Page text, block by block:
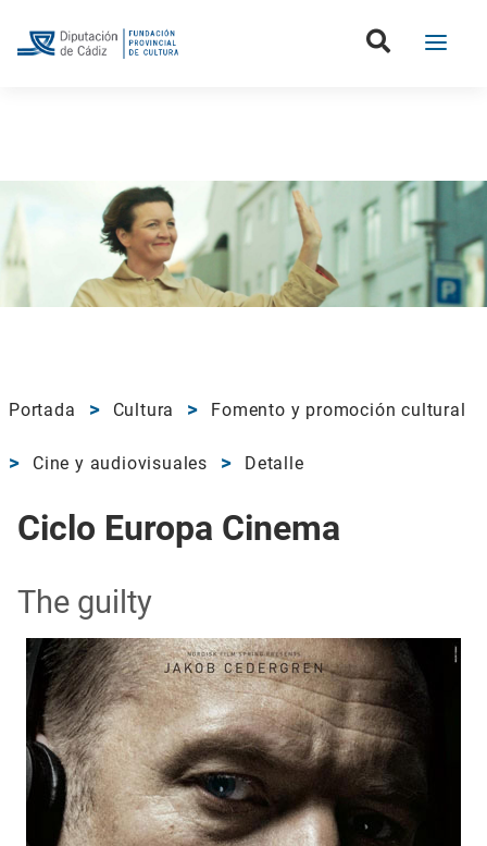
Portada Cultura Fomento y promoción cultural
Cine y audiovisuales Detalle
Ciclo Europa Cinema
The guilty